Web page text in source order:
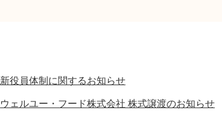
新役員体制に関するお知らせ
ウェルユー・フード株式会社 株式譲渡のお知らせ